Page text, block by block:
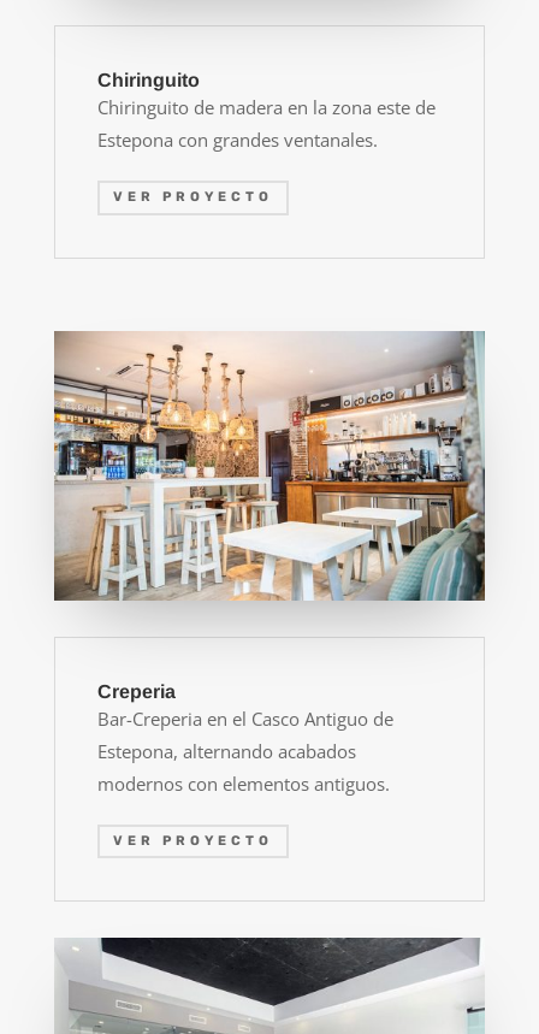
Chiringuito
Chiringuito de madera en la zona este de
Estepona con grandes ventanales.
VER PROYECTO
Creperia
Bar-Creperia en el Casco Antiguo de
Estepona, alternando acabados
modernos con elementos antiguos.
VER PROYECTO